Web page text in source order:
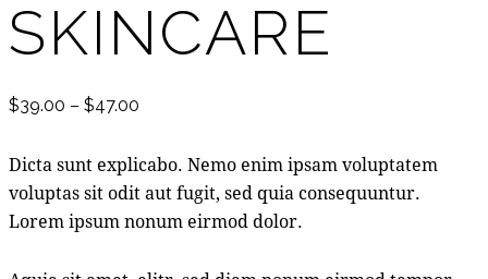
SKINCARE
$39.00 – $47.00
Dicta sunt explicabo. Nemo enim ipsam voluptatem
voluptas sit odit aut fugit, sed quia consequuntur.
Lorem ipsum nonum eirmod dolor.